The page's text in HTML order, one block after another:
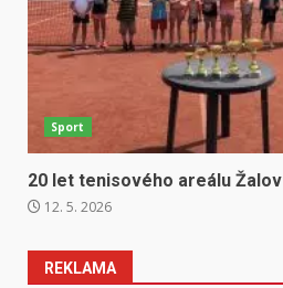
Sport
20 let tenisového areálu Žalov
12. 5. 2026
REKLAMA